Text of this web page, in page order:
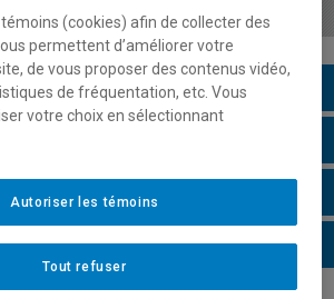
2026
(cookies) afin de collecter des
permettent d’améliorer votre
de vous proposer des contenus vidéo,
de fréquentation, etc. Vous
votre choix en sélectionnant
Tout refuser
Autoriser les témoins